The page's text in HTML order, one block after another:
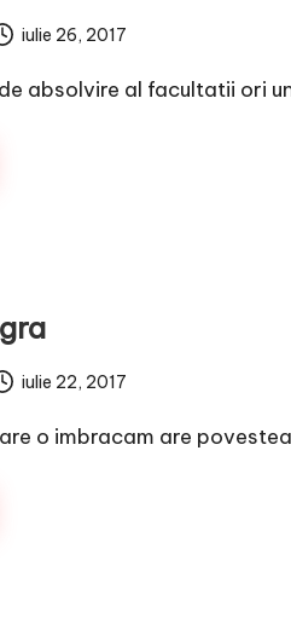
iulie 26, 2017
absolvire al facultatii ori
iulie 22, 2017
o imbracam are